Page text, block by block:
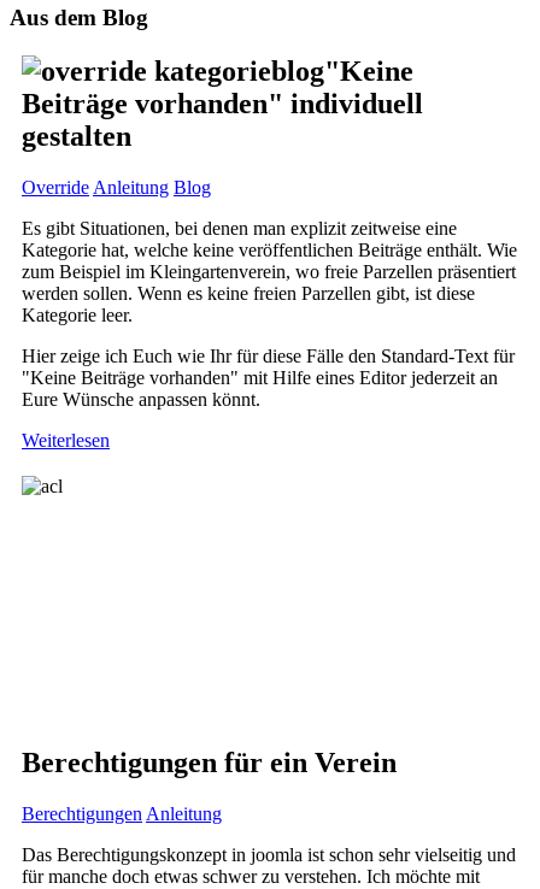
Aus dem Blog
"Keine
Beiträge vorhanden" individuell
gestalten
Override Anleitung Blog
Es gibt Situationen, bei denen man explizit zeitweise eine
Kategorie hat, welche keine veröffentlichen Beiträge enthält. Wie
zum Beispiel im Kleingartenverein, wo freie Parzellen präsentiert
werden sollen. Wenn es keine freien Parzellen gibt, ist diese
Kategorie leer.
Hier zeige ich Euch wie Ihr für diese Fälle den Standard-Text für
"Keine Beiträge vorhanden" mit Hilfe eines Editor jederzeit an
Eure Wünsche anpassen könnt.
Weiterlesen
Berechtigungen für ein Verein
Berechtigungen Anleitung
Das Berechtigungskonzept in joomla ist schon sehr vielseitig und
für manche doch etwas schwer zu verstehen. Ich möchte mit